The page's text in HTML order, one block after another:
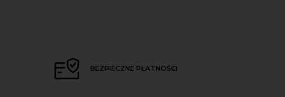
BEZPIECZNE PŁATNOŚCI